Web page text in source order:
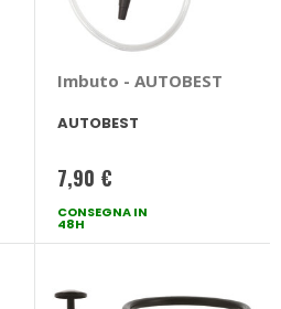
Imbuto - AUTOBEST
AUTOBEST
7,90 €
CONSEGNA IN
48H